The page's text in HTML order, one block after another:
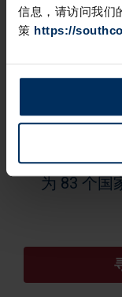
信息，请访问我们
策 https://
为 83 个国